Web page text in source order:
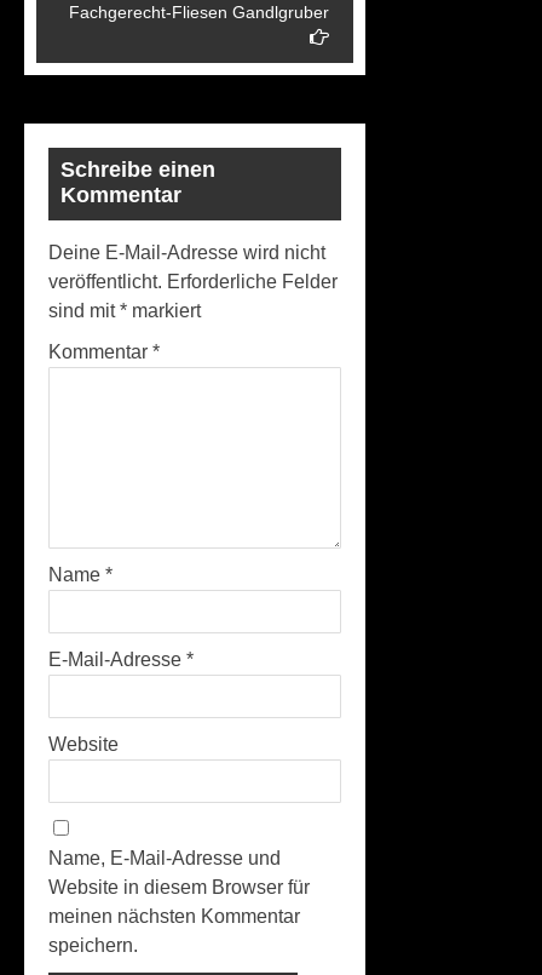
Fachgerecht-Fliesen Gandlgruber
Schreibe einen
Kommentar
Deine E-Mail-Adresse wird nicht
veröffentlicht. Erforderliche Felder
sind mit* markiert
Kommentar *
Name *
E-Mail-Adresse *
Website
Name, E-Mail-Adresse und
Website in diesem Browser für
meinen nächsten Kommentar
speichern.